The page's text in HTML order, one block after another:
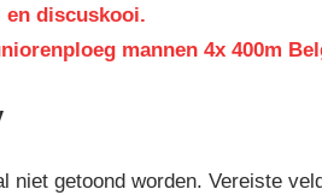
en discuskooi.
mannen 4x 400m
niet getoond worden. Vereiste